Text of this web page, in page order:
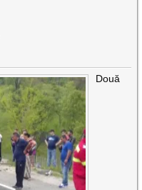
Două